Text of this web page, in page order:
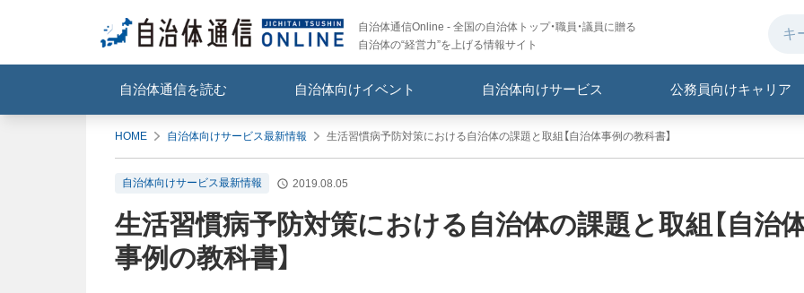
自治体通信Online - 全国の自治体トップ・職員・議員に贈る
自治体の“経営力”を上げる情報サイト
自治体通信を読む 自治体向けイベント 自治体向けサービス 公務員向けキャリア
HOME 自治体向けサービス最新情報 生活習慣病予防対策における自治体の課題と取組【自治体事例の教科書】
自治体向けサービス最新情報 2019.08.05
生活習慣病予防対策における自治体の課題と取組【自治
事例の教科書】